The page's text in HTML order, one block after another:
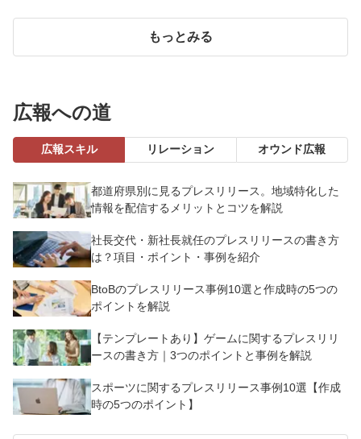
もっとみる
広報への道
広報スキル リレーション オウンド広報
都道府県別に見るプレスリリース。地域特化した
情報を配信するメリットとコツを解説
社長交代・新社長就任のプレスリリースの書き方
は？項目・ポイント・事例を紹介
BtoBのプレスリリース事例10選と作成時の5つの
ポイントを解説
【テンプレートあり】ゲームに関するプレスリリ
ースの書き方｜3つのポイントと事例を解説
スポーツに関するプレスリリース事例10選【作成
時の5つのポイント】